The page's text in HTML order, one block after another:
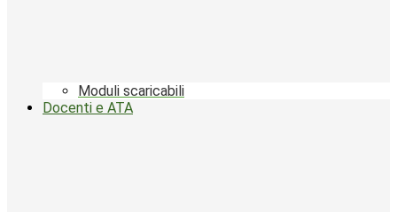
Moduli scaricabili
Docenti e ATA